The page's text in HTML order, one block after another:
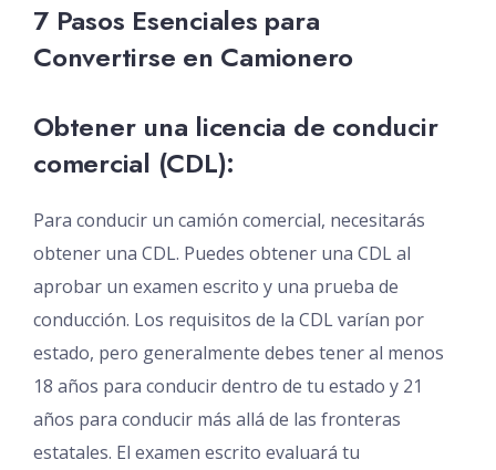
7 Pasos Esenciales para
Convertirse en Camionero
Obtener una licencia de conducir
comercial (CDL):
Para conducir un camión comercial, necesitarás
obtener una CDL. Puedes obtener una CDL al
aprobar un examen escrito y una prueba de
conducción. Los requisitos de la CDL varían por
estado, pero generalmente debes tener al menos
18 años para conducir dentro de tu estado y 21
años para conducir más allá de las fronteras
estatales. El examen escrito evaluará tu